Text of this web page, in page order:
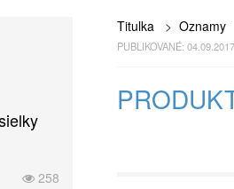
Titulka> Oznamy
PUBLIKOVANÉ:
258